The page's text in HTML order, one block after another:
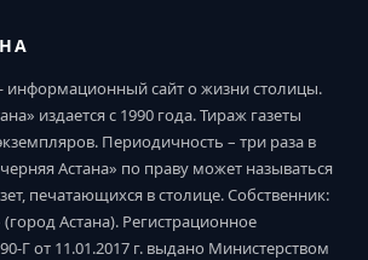
информационный сайт о жизни столицы.
издается с 1990 года. Тираж газеты
Периодичность – три раза в
Астана» по праву может называться
печатающихся в столице. Собственник:
Астана). Регистрационное
Г от 11.01.2017 г. выдано Министерством